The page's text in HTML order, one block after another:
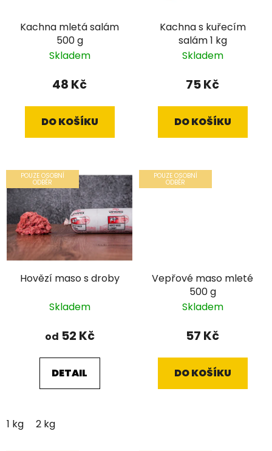
Kachna mletá salám
500 g
Skladem
48 Kč
DO KOŠÍKU
Kachna s kuřecím
salám 1 kg
Skladem
75 Kč
DO KOŠÍKU
POUZE OSOBNÍ
ODBĚR
Hovězí maso s droby
Skladem
od 52 Kč
DETAIL
1 kg 2 kg
POUZE OSOBNÍ
ODBĚR
Vepřové maso mleté
500 g
Skladem
57 Kč
DO KOŠÍKU